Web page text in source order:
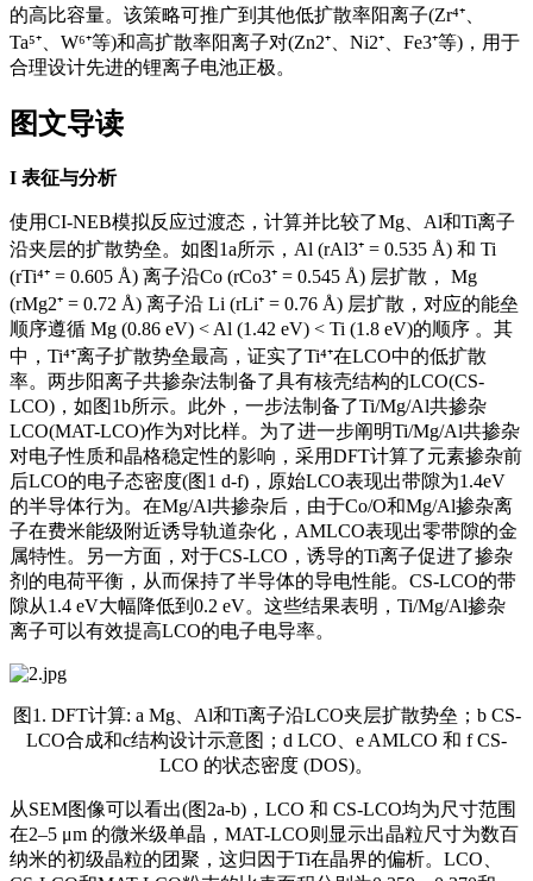
的高比容量。 该策略可推广到其他低扩散率阳离子(Zr⁴⁺、
Ta⁵⁺、W⁶⁺等)和高扩散率阳离子对(Zn2⁺、Ni2⁺、Fe3⁺等)，用于
合理设计先进的锂离子电池正极。
图文导读
I 表征与分析
使用CI-NEB模拟反应过渡态，计算并比较了Mg、Al和Ti离子
沿夹层的扩散势垒。如图1a所示，Al (rAl3⁺ = 0.535 Å) 和 Ti
(rTi⁴⁺ = 0.605 Å) 离子沿Co (rCo3⁺ = 0.545 Å) 层扩散， Mg
(rMg2⁺ = 0.72 Å) 离子沿 Li (rLi⁺ = 0.76 Å) 层扩散，对应的能垒
顺序遵循 Mg (0.86 eV) < Al (1.42 eV) < Ti (1.8 eV)的顺序 。其
中，Ti⁴⁺离子扩散势垒最高，证实了Ti⁴⁺在LCO中的低扩散
率。两步阳离子共掺杂法制备了具有核壳结构的LCO(CS-
LCO)，如图1b所示。此外，一步法制备了Ti/Mg/Al共掺杂
LCO(MAT-LCO)作为对比样。为了进一步阐明Ti/Mg/Al共掺杂
对电子性质和晶格稳定性的影响，采用DFT计算了元素掺杂前
后LCO的电子态密度(图1 d-f)，原始LCO表现出带隙为1.4eV
的半导体行为。在Mg/Al共掺杂后，由于Co/O和Mg/Al掺杂离
子在费米能级附近诱导轨道杂化，AMLCO表现出零带隙的金
属特性。另一方面，对于CS-LCO，诱导的Ti离子促进了掺杂
剂的电荷平衡，从而保持了半导体的导电性能。CS-LCO的带
隙从1.4 eV大幅降低到0.2 eV。这些结果表明，Ti/Mg/Al掺杂
离子可以有效提高LCO的电子电导率。
图1. DFT计算: a Mg、Al和Ti离子沿LCO夹层扩散势垒；b CS-
LCO合成和c结构设计示意图；d LCO、e AMLCO 和 f CS-
LCO 的状态密度 (DOS)。
从SEM图像可以看出(图2a-b)，LCO 和 CS-LCO均为尺寸范围
在2–5 μm 的微米级单晶，MAT-LCO则显示出晶粒尺寸为数百
纳米的初级晶粒的团聚，这归因于Ti在晶界的偏析。LCO、